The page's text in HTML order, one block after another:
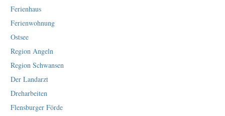
Ferienhaus
Ferienwohnung
Ostsee
Region Angeln
Region Schwansen
Der Landarzt
Dreharbeiten
Flensburger Förde